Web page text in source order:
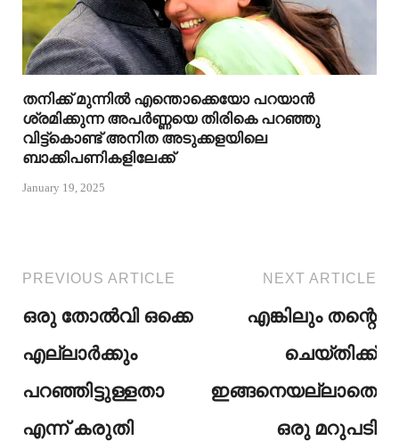
തനിക്ക് മുന്നിൽ എന്തൊക്കെയോ പറയാൻ
ശ്രമിക്കുന്ന അപർണ്ണയെ തിരികെ പറഞ്ഞു
വിട്ട്കൊണ്ട് അനിത അടുക്കളയിലെ
ബാക്കിപണികളിലേക്ക്
January 19, 2025
PREVIOUS ARTICLE
ഒരു തോൽവി ഒക്കെ
എല്ലാർക്കും
പറഞ്ഞിട്ടുള്ളതാ
എന്ന് കരുതി
NEXT ARTICLE
എങ്കിലും തന്റെ
ചെയ്തിക്ക്
ഇങ്ങനെയല്ലാതെ
ഒരു മറുപടി